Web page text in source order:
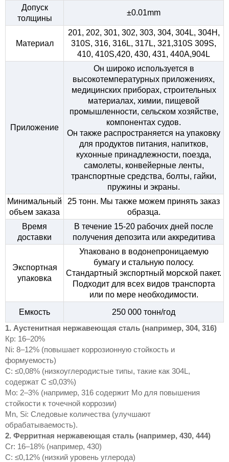
Допуск
толщины
±0.01mm
Материал
201, 202, 301, 302, 303, 304, 304L, 304H,
310S, 316, 316L, 317L, 321,310S 309S,
410, 410S,420, 430, 431, 440A,904L
Приложение
Он широко используется в
высокотемпературных приложениях,
медицинских приборах, строительных
материалах, химии, пищевой
промышленности, сельском хозяйстве,
компонентах судов.
Он также распространяется на упаковку
для продуктов питания, напитков,
кухонные принадлежности, поезда,
самолеты, конвейерные ленты,
транспортные средства, болты, гайки,
пружины и экраны.
Минимальный
объем заказа
25 тонн. Мы также можем принять заказ
образца.
Время
доставки
В течение 15-20 рабочих дней после
получения депозита или аккредитива
Экспортная
упаковка
Упаковано в водонепроницаемую
бумагу и стальную полосу.
Стандартный экспортный морской пакет.
Подходит для всех видов транспорта
или по мере необходимости.
Емкость
250 000 тонн/год
1. Аустенитная нержавеющая сталь (например, 304, 316)
Кр: 16–20%
Ni: 8–12% (повышает коррозионную стойкость и
формуемость)
C: ≤0,08% (низкоуглеродистые типы, такие как 304L,
содержат C ≤0,03%)
Mo: 2–3% (например, 316 содержит Mo для повышения
стойкости к точечной коррозии)
Mn, Si: Следовые количества (улучшают
обрабатываемость).
2. Ферритная нержавеющая сталь (например, 430, 444)
Cr: 16–18% (например, 430)
C: ≤0,12% (низкий уровень углерода)